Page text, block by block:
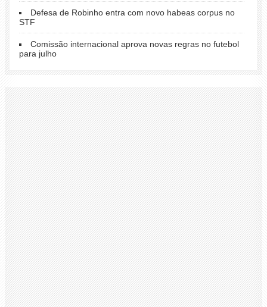
Defesa de Robinho entra com novo habeas corpus no
STF
Comissão internacional aprova novas regras no futebol
para julho